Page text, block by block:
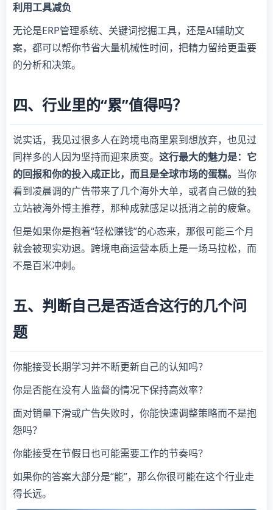
利用工具减负
无论是ERP管理系统、关键词挖掘工具，还是AI辅助文
案，都可以帮你节省大量机械性时间，把精力留给更重要
的分析和决策。
四、行业里的“累”值得吗？
说实话，我见过很多人在跨境电商里累到想放弃，也见过
同样多的人因为坚持而迎来质变。 这行最大的魅力是：它
的回报和你的投入成正比，而且是全球市场的蛋糕。 当你
看到凌晨调的广告带来了几个海外大单，或者自己做的独
立站被海外博主推荐，那种成就感足以抵消之前的疲惫。
但是如果你是抱着“轻松赚钱”的心态来，那很可能三个月
就会被现实劝退。跨境电商运营本质上是一场马拉松，而
不是百米冲刺。
五、判断自己是否适合这行的几个问
题
你能接受长期学习并不断更新自己的认知吗？
你是否能在没有人监督的情况下保持高效率？
面对销量下滑或广告失败时，你能快速调整策略而不是抱
怨吗？
你能接受在节假日也可能需要工作的节奏吗？
如果你的答案大部分是“能”，那么你很可能在这个行业走
得长远。